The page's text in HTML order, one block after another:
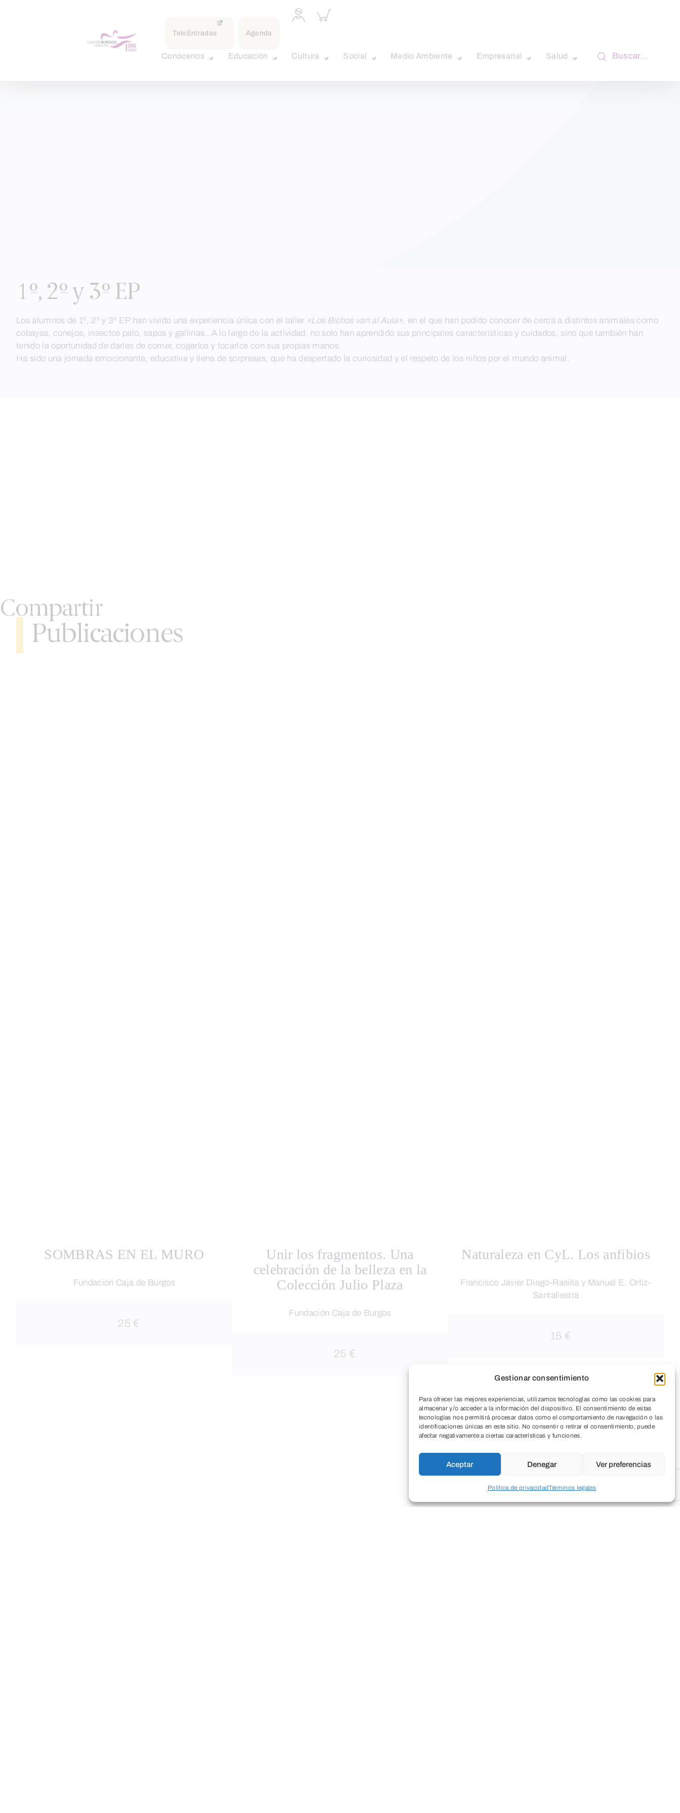
Gestionar consentimiento
Para ofrecer las mejores experiencias, utilizamos tecnologías como las cookies para
almacenar y/o acceder a la información del dispositivo. El consentimiento de estas
tecnologías nos permitirá procesar datos como el comportamiento de navegación o las
identificaciones únicas en este sitio. No consentir o retirar el consentimiento, puede
afectar negativamente a ciertas características y funciones.
Aceptar Denegar Ver preferencias
Política de privacidadTérminos legales
content
TeleEntradas Agenda
Acceder
a
Inspeccionar
carrito
Conócenos Educación Cultura Social Medio Ambiente Empresarial Salud Buscar…
1º, 2º y 3º EP
Los alumnos de 1º, 2º y 3º EP han vivido una experiencia única con el taller «Los Bichos van al Aula», en el que han podido conocer de cerca a distintos animales como
cobayas, conejos, insectos palo, sapos y gallinas…A lo largo de la actividad, no solo han aprendido sus principales características y cuidados, sino que también han
tenido la oportunidad de darles de comer, cogerlos y tocarlos con sus propias manos.
Ha sido una jornada emocionante, educativa y llena de sorpresas, que ha despertado la curiosidad y el respeto de los niños por el mundo animal.
Compartir
Publicaciones
SOMBRAS EN EL MURO
Fundación Caja de Burgos
25 €
Unir los fragmentos. Una
celebración de la belleza en la
Colección Julio Plaza
Fundación Caja de Burgos
25 €
Naturaleza en CyL. Los anfibios
Francisco Javier Diego-Rasilla y Manuel E. Ortiz-
Santaliestra
15 €